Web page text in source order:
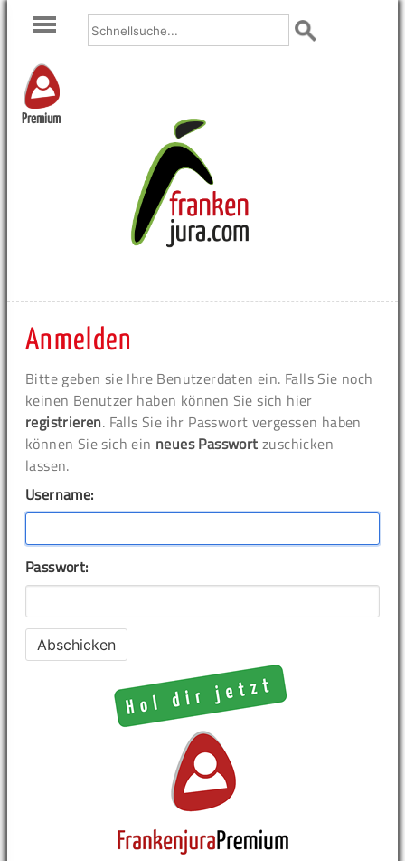
Premium
Anmelden
Bitte geben sie Ihre Benutzerdaten ein. Falls Sie noch
keinen Benutzer haben können Sie sich hier
registrieren. Falls Sie ihr Passwort vergessen haben
können Sie sich ein neues Passwort zuschicken
lassen.
Username:
Passwort: